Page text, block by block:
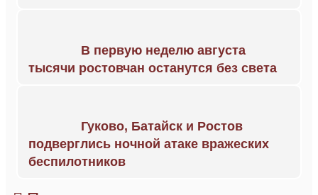
В первую неделю августа
тысячи ростовчан останутся без света
Гуково, Батайск и Ростов
подверглись ночной атаке вражеских
беспилотников